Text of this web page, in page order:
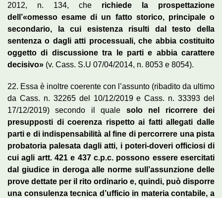
2012, n. 134, che richiede la prospettazione
dell’«omesso esame di un fatto storico, principale o
secondario, la cui esistenza risulti dal testo della
sentenza o dagli atti processuali, che abbia costituito
oggetto di discussione tra le parti e abbia carattere
decisivo» (v. Cass. S.U 07/04/2014, n. 8053 e 8054).
22. Essa è inoltre coerente con l’assunto (ribadito da ultimo
da Cass. n. 32265 del 10/12/2019 e Cass. n. 33393 del
17/12/2019) secondo il quale solo nel ricorrere dei
presupposti di coerenza rispetto ai fatti allegati dalle
parti e di indispensabilità al fine di percorrere una pista
probatoria palesata dagli atti, i poteri-doveri officiosi di
cui agli artt. 421 e 437 c.p.c. possono essere esercitati
dal giudice in deroga alle norme sull’assunzione delle
prove dettate per il rito ordinario e, quindi, può disporre
una consulenza tecnica d’ufficio in materia contabile, a